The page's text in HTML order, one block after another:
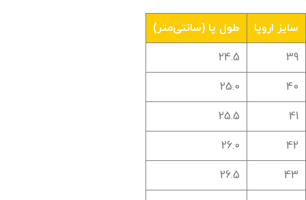
سایز اروپا
طول پا (سانتی‌متر)
39
24.5
40
25.0
41
25.5
42
26.0
43
26.5